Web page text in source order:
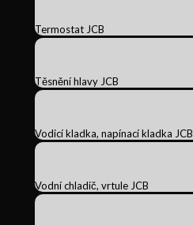
Termostat JCB
Těsnění hlavy JCB
Vodicí kladka, napínací kladka JCB
Vodní chladič, vrtule JCB